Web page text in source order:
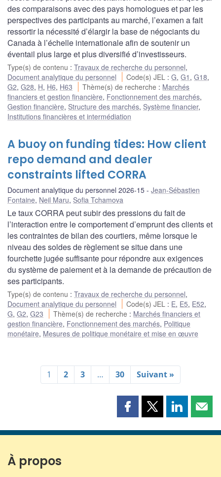
des comparaisons avec des pays homologues et par les
perspectives des participants au marché, l’examen a fait
ressortir la nécessité d’élargir la base de négociants du
Canada à l’échelle internationale afin de soutenir un
éventail plus large et plus diversifié d’investisseurs.
Type(s) de contenu : Travaux de recherche du personnel,
Document analytique du personnel
Code(s) JEL :G,G1 ,G18,
G2, G28, H, H6, H63 Thème(s) de recherche : Marchés
financiers et gestion financière, Fonctionnement des marchés,
Gestion financière, Structure des marchés, Système financier,
Institutions financières et intermédiation
A buoy on funding tides: How client
repo demand and dealer
constraints lifted CORRA
Document analytique du personnel 2026-15
Jean-Sébastien
Fontaine, Neil Maru, Sofia Tchamova
Le taux CORRA peut subir des pressions du fait de
l’interaction entre le comportement d’emprunt des clients et
les contraintes de bilan des courtiers, même lorsque le
niveau des soldes de règlement se situe dans une
fourchette jugée suffisante pour répondre aux exigences
du système de paiement et à la demande de précaution de
ses participants.
Type(s) de contenu : Travaux de recherche du personnel,
Document analytique du personnel
Code(s) JEL : E, E5, E52,
G, G2, G23 Thème(s) de recherche : Marchés financiers et
gestion financière, Fonctionnement des marchés, Politique
monétaire, Mesures de politique monétaire et mise en œuvre
1 2 3 … 30 Suivant »
Partager
page
Partager
page
Partager
page page
À propos